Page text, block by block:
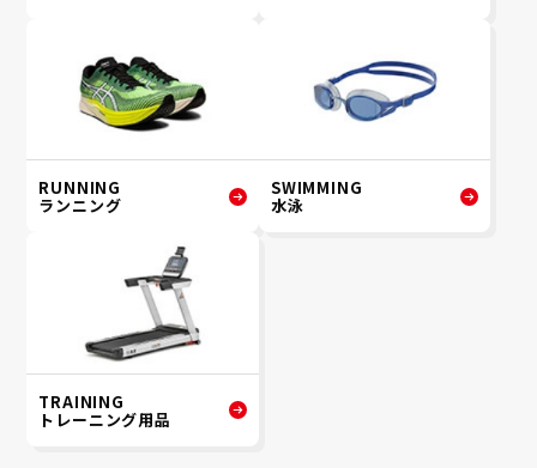
RUNNING
ランニング
SWIMMING
水泳
TRAINING
トレーニング用品